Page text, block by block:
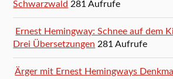
Schwarzwald 281 Aufrufe
Ernest Hemingway: Schnee auf dem
Drei Übersetzungen 281 Aufrufe
Ärger mit Ernest Hemingways